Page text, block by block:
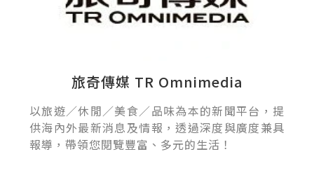
旅奇傳媒 TR Omnimedia
以旅遊／休閒／美食／品味為本的新聞平台，提
供海內外最新消息及情報，透過深度與廣度兼具
報導，帶領您閱覽豐富、多元的生活！